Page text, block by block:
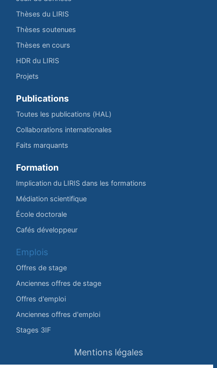
Thèses du LIRIS
Thèses soutenues
Thèses en cours
HDR du LIRIS
Projets
Publications
Toutes les publications (HAL)
Collaborations internationales
Faits marquants
Formation
Implication du LIRIS dans les formations
Médiation scientifique
École doctorale
Cafés développeur
Emplois
Offres de stage
Anciennes offres de stage
Offres d'emploi
Anciennes offres d'emploi
Stages 3IF
Mentions légales